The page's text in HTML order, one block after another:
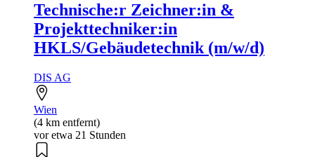
Technische:r Zeichner:in &
Projekttechniker:in
HKLS/Gebäudetechnik (m/w/d)
DIS AG
Wien
(4 km entfernt)
vor etwa 21 Stunden